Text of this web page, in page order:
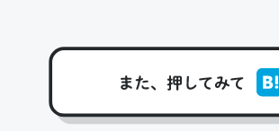
たいなのでネット環境作ったけどAlexaし
回線代ほとんどかからないですよ。参考：
https://toyoshi.hatenablog.com/entry/